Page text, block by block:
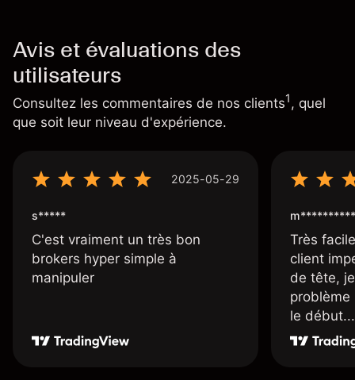
Avis et évaluations des
utilisateurs
Consultez les commentaires de nos clients1, quel
que soit leur niveau d'expérience.
2025-05-29
s*****
C'est vraiment un très bon
brokers hyper simple à
manipuler
m**********
Très
client
de tête,
problème
le début...